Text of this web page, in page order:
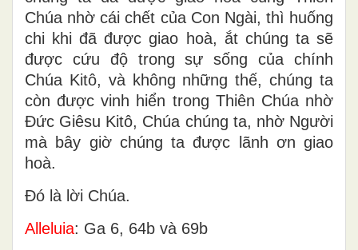
Chúa nhờ cái chết của Con Ngài, thì huống
chi khi đã được giao hoà, ắt chúng ta sẽ
được cứu độ trong sự sống của chính
Chúa Kitô, và không những thế, chúng ta
còn được vinh hiển trong Thiên Chúa nhờ
Ðức Giêsu Kitô, Chúa chúng ta, nhờ Người
mà bây giờ chúng ta được lãnh ơn giao
hoà.
Ðó là lời Chúa.
Alleluia: Ga 6, 64b và 69b